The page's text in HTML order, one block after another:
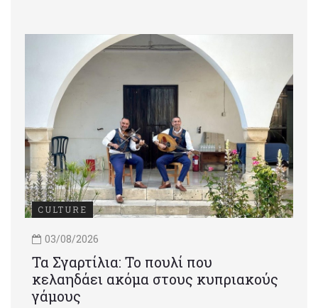
CULTURE
03/08/2026
Τα Σγαρτίλια: Το πουλί που
κελαηδάει ακόμα στους κυπριακούς
γάμους